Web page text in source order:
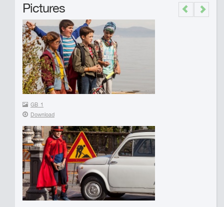
Pictures
GB_1
Download
Previous
Next